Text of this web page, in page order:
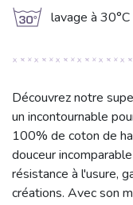
g lavage à 30°C
Découvrez notre
un incontournable
100% de coton de
douceur
résistance à l'usure,
créations. Avec son